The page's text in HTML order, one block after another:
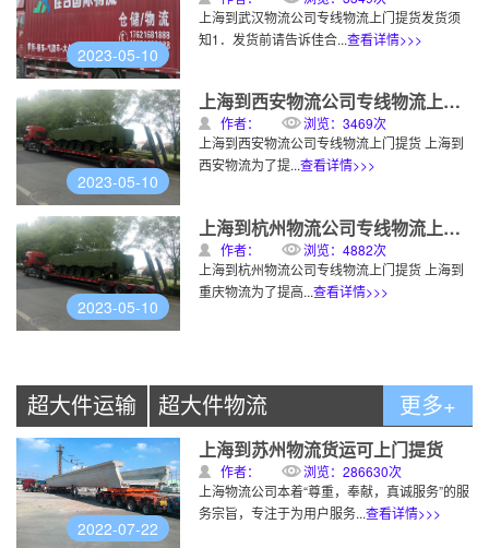
2023-05-10
上海到武汉物流公司专线物流上门提货发货须
知1．发货前请告诉佳合...查看详情>>>
2023-05-10
上海到西安物流公司专线物流上门提货
作者：
浏览：3469次
上海到西安物流公司专线物流上门提货 上海到
西安物流为了提...查看详情>>>
2023-05-10
上海到杭州物流公司专线物流上门提货
作者：
浏览：4882次
上海到杭州物流公司专线物流上门提货 上海到
重庆物流为了提高...查看详情>>>
超大件运输 超大件物流 更多+
2022-07-22
上海到苏州物流货运可上门提货
作者：
浏览：286630次
上海物流公司本着“尊重，奉献，真诚服务”的服
务宗旨，专注于为用户服务...查看详情>>>